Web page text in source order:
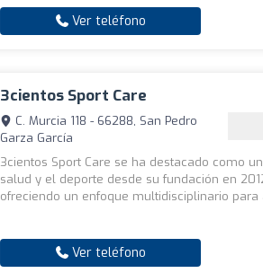
Ver teléfono
3cientos Sport Care
C. Murcia 118 - 66288, San Pedro
Garza García
3cientos Sport Care se ha destacado como
salud y el deporte desde su fundación en
ofreciendo un enfoque multidisciplinario para
Ver teléfono